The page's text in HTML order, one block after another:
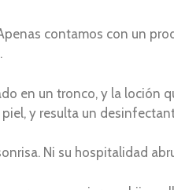
contamos con un
en un tronco, y la
y resulta un
Ni su hospitalidad